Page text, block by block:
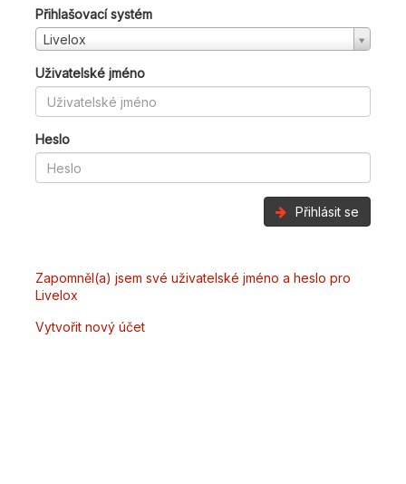
Přihlašovací systém
Livelox
Uživatelské jméno
Heslo
Přihlásit se
Zapomněl(a) jsem své uživatelské jméno a heslo pro
Livelox
Vytvořit nový účet